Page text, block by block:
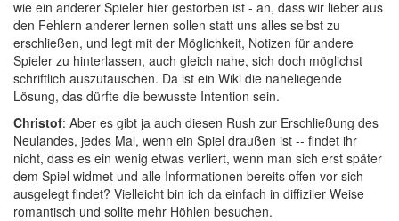
wie ein anderer Spieler hier gestorben ist - an, dass wir lieber aus
den Fehlern anderer lernen sollen statt uns alles selbst zu
erschließen, und legt mit der Möglichkeit, Notizen für andere
Spieler zu hinterlassen, auch gleich nahe, sich doch möglichst
schriftlich auszutauschen. Da ist ein Wiki die naheliegende
Lösung, das dürfte die bewusste Intention sein.
Christof: Aber es gibt ja auch diesen Rush zur Erschließung des
Neulandes, jedes Mal, wenn ein Spiel draußen ist -- findet ihr
nicht, dass es ein wenig etwas verliert, wenn man sich erst später
dem Spiel widmet und alle Informationen bereits offen vor sich
ausgelegt findet? Vielleicht bin ich da einfach in diffiziler Weise
romantisch und sollte mehr Höhlen besuchen.